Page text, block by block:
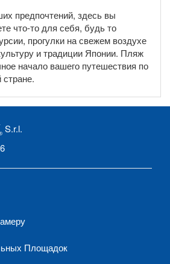
предпочтений, здесь вы
что-то для себя, будь то
прогулки на свежем воздухе
и традиции Японии. Пляж
начало вашего путешествия по
стране.
S.r.l.
Площадок